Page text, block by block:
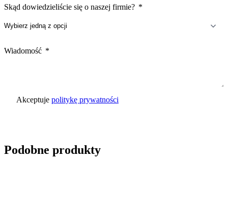
Skąd dowiedzieliście się o naszej firmie?
Wiadomość
Akceptuje politykę prywatności
Podobne produkty